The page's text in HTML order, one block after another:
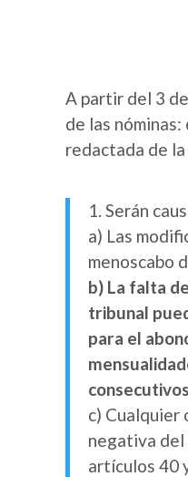
A partir del 3
de las
redactada de
1. Serán
a) Las
menoscabo
b) La falta
tribunal
para el
c) Cualquier
negativa del
artículos 40